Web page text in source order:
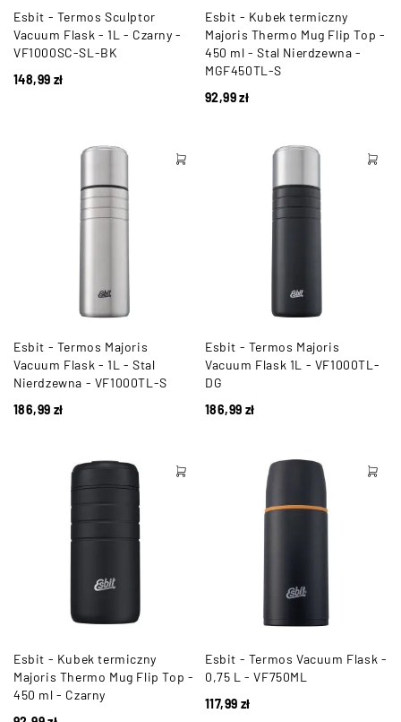
Esbit - Termos Sculptor
Vacuum Flask - 1L - Czarny -
VF1000SC-SL-BK
148,99 zł
Esbit - Kubek termiczny
Majoris Thermo Mug Flip Top -
450 ml - Stal Nierdzewna -
MGF450TL-S
92,99zł
Esbit - Termos Majoris
Vacuum Flask - 1L - Stal
Nierdzewna - VF1000TL-S
186,99 zł
Esbit - Termos Majoris
Vacuum Flask 1L - VF1000TL-
DG
186,99 zł
Esbit - Kubek termiczny
Majoris Thermo Mug Flip Top -
450 ml - Czarny
Esbit - Termos Vacuum Flask -
0,75 L - VF750ML
117,99 zł